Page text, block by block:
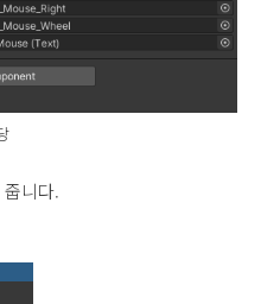
니다.